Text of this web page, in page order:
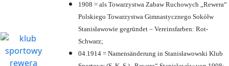
1908 = als Towarzystwa Zabaw Ruchowych „Rewera“
Polskiego Towarzystwa Gimnastycznego Sokółw
Stanisławowie gegründet – Vereinsfarben: Rot-
Schwarz;
04.1914 = Namensänderung in Stanisławowski Klub